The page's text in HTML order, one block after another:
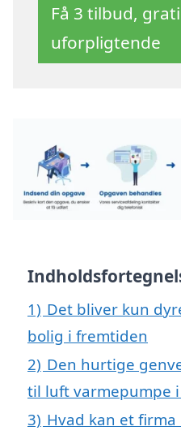
Få 3 tilbud,
uforpligtende
1) Det bliver kun
bolig i fremtiden
2) Den hurtige
til luft varmepumpe i
3) Hvad kan et